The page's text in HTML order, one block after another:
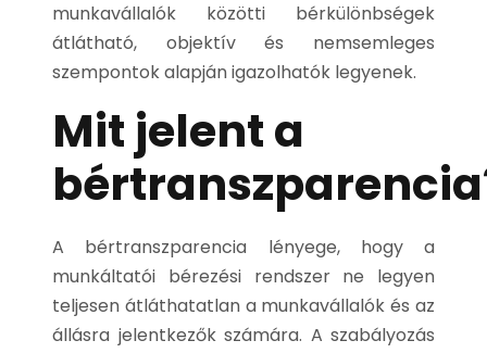
munkavállalók közötti bérkülönbségek
átlátható, objektív és nemsemleges
szempontok alapján igazolhatók legyenek.
Mit jelent a
A bértranszparencia lényege, hogy a
munkáltatói bérezési rendszer ne legyen
teljesen átláthatatlan a munkavállalók és az
állásra jelentkezők számára. A szabályozás